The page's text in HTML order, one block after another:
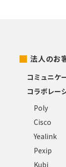
法人のお
コミュニケ
コラボレー
Poly
Cisco
Yealink
Pexip
Kubi